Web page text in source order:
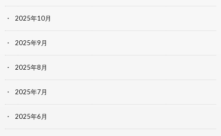
2025年10月
2025年9月
2025年8月
2025年7月
2025年6月